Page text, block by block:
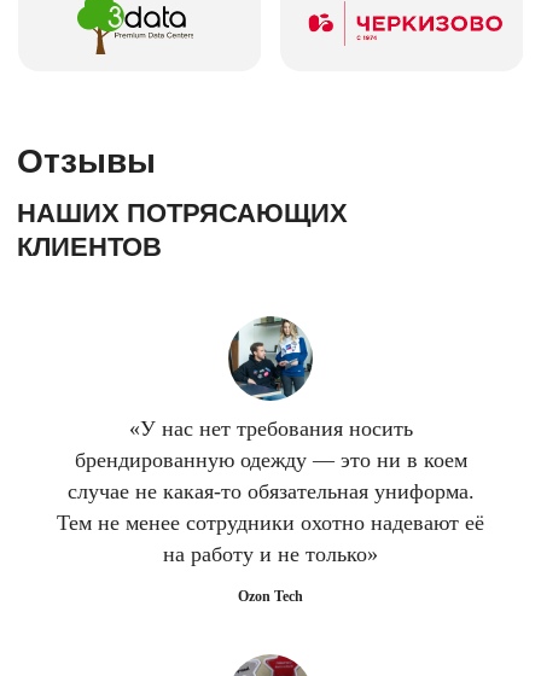
«У нас нет требования носить
брендированную одежду — это ни в коем
случае не какая-то обязательная униформа.
Тем не менее сотрудники охотно надевают её
на работу и не только»
Ozon Tech